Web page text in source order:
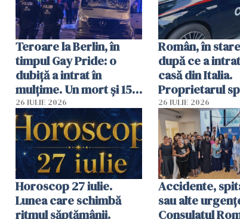
Teroare la Berlin, în
timpul Gay Pride: o
dubiță a intrat în
mulțime. Un mort și 15
răniți
26 IULIE 2026
Român, în
după ce a
casă din Italia.
Proprietarul
s-a apărat cu
26 IULIE 2026
Horoscop 27 iulie.
Lunea care schimbă
ritmul săptămânii.
Accidente,
sau alte
Consulatul